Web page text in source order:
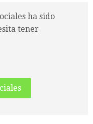
ha sido
tener